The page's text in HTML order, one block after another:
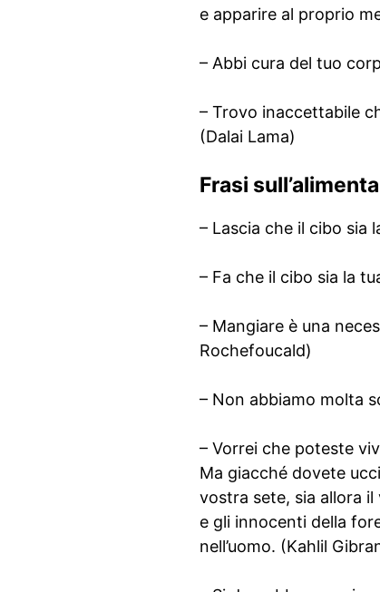
e apparire al proprio
– Abbi cura del tuo
– Trovo inaccettabile
(Dalai Lama)
Frasi
– Lascia che il cibo sia
– Fa che il cibo sia la
– Mangiare è una
Rochefoucald)
– Non abbiamo molta
– Vorrei che poteste
Ma giacché dovete
vostra sete, sia allora
e gli innocenti della
nell’uomo. (Kahlil